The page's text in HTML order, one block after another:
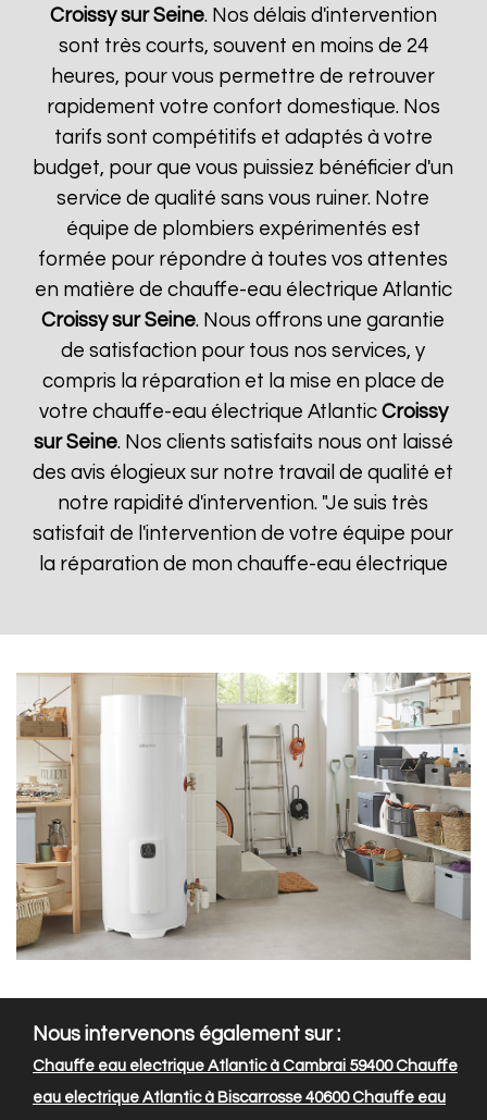
Croissy sur Seine. Nos délais d'intervention
sont très courts, souvent en moins de 24
heures, pour vous permettre de retrouver
rapidement votre confort domestique. Nos
tarifs sont compétitifs et adaptés à votre
budget, pour que vous puissiez bénéficier d'un
service de qualité sans vous ruiner. Notre
équipe de plombiers expérimentés est
formée pour répondre à toutes vos attentes
en matière de chauffe-eau électrique Atlantic
Croissy sur Seine. Nous offrons une garantie
de satisfaction pour tous nos services, y
compris la réparation et la mise en place de
votre chauffe-eau électrique Atlantic Croissy
sur Seine. Nos clients satisfaits nous ont laissé
des avis élogieux sur notre travail de qualité et
notre rapidité d'intervention. "Je suis très
satisfait de l'intervention de votre équipe pour
la réparation de mon chauffe-eau électrique
Nous intervenons également sur :
Chauffe eau electrique Atlantic à Cambrai 59400Chauffe
eau electrique Atlantic à Biscarrosse 40600Chauffe eau